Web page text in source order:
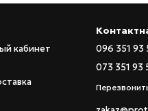
низкая стоимость и
В конструкции
информативный дисплей.
мультиметру.
от модели,
на цене прибора.
кабинет
096 351 93
073 351 93